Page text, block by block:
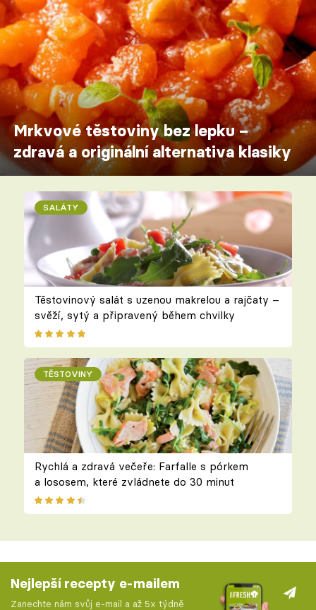
Mrkvové těstoviny bez lepku –
zdravá a originální alternativa klasiky
SALÁTY
Těstovinový salát s uzenou makrelou a rajčaty –
svěží, sytý a připravený během chvilky
TĚSTOVINY
Rychlá a zdravá večeře: Farfalle s pórkem
a lososem, které zvládnete do 30 minut
Nejlepší recepty e-mailem
Zanechte nám svůj e-mail a až 5x týdně